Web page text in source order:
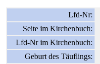
Lfd-Nr:
Seite im Kirchenbuch:
Lfd-Nr im Kirchenbuch:
Geburt des Täuflings: